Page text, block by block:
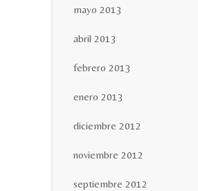
mayo 2013
abril 2013
febrero 2013
enero 2013
diciembre 2012
noviembre 2012
septiembre 2012